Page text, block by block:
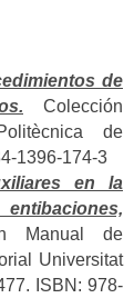
de
Colección
de
1396-174-3
en la
Manual de
Universitat
ISBN: 978-